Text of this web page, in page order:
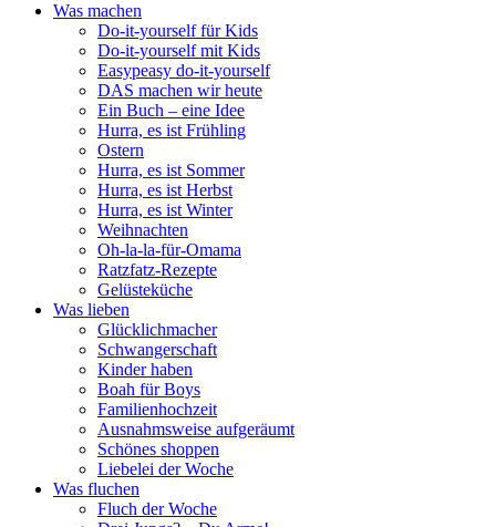
Was machen
Do-it-yourself für Kids
Do-it-yourself mit Kids
Easypeasy do-it-yourself
DAS machen wir heute
Ein Buch – eine Idee
Hurra, es ist Frühling
Ostern
Hurra, es ist Sommer
Hurra, es ist Herbst
Hurra, es ist Winter
Weihnachten
Oh-la-la-für-Omama
Ratzfatz-Rezepte
Gelüsteküche
Was lieben
Glücklichmacher
Schwangerschaft
Kinder haben
Boah für Boys
Familienhochzeit
Ausnahmsweise aufgeräumt
Schönes shoppen
Liebelei der Woche
Was fluchen
Fluch der Woche